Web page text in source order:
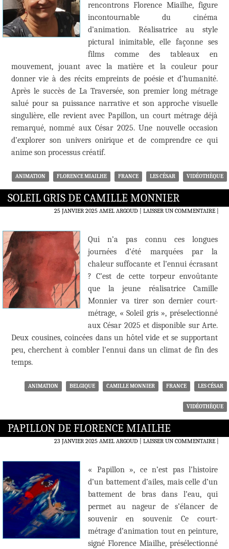
rencontrons Florence Miailhe, figure
incontournable du cinéma
d’animation. Réalisatrice au style
pictural inimitable, elle façonne ses
films comme des tableaux en
mouvement, jouant avec la matière et la couleur pour
donner vie à des récits empreints de poésie et d’humanité.
Après le succès de La Traversée, son premier long métrage
salué pour sa puissance narrative et son approche visuelle
singulière, elle revient avec Papillon, un court métrage déjà
remarqué, nommé aux César 2025. Une nouvelle occasion
d’explorer son univers onirique et de comprendre ce qui
anime son processus créatif.
ANIMATION FLORENCE MIAILHE FRANCE LES CÉSAR VIDÉOTHÈQUE
SOLEIL GRIS DE CAMILLE MONNIER
25 JANVIER 2025 AMEL ARGOUD LAISSER UN COMMENTAIRE|
Qui n’a pas connu ces longues
journées d’été marquées par la
chaleur suffocante et l’ennui écrasant
? C’est de cette torpeur envoûtante
que la jeune réalisatrice Camille
Monnier va tirer son dernier court-
métrage, « Soleil gris », préselectionné
aux César 2025 et disponible sur Arte.
Deux cousines, coincées dans un hôtel vide et se supportant
peu, cherchent à combler l’ennui dans un climat de fin des
temps.
ANIMATION BELGIQUE CAMILLE MONNIER FRANCE LES CÉSAR
VIDÉOTHÈQUE
PAPILLON DE FLORENCE MIAILHE
23 JANVIER 2025 AMEL ARGOUD LAISSER UN COMMENTAIRE|
« Papillon », ce n’est pas l’histoire
d’un battement d’ailes, mais celle d’un
battement de bras dans l’eau, qui
permet au nageur de s’élancer de
souvenir en souvenir. Ce court-
métrage d’animation tout en peinture,
signé Florence Miailhe, présélectionné